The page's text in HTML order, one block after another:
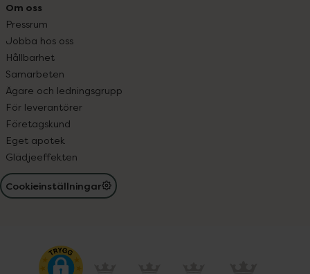
Om oss
Pressrum
Jobba hos oss
Hållbarhet
Samarbeten
Ägare och ledningsgrupp
För leverantörer
Företagskund
Eget apotek
Glädjeeffekten
Cookieinställningar